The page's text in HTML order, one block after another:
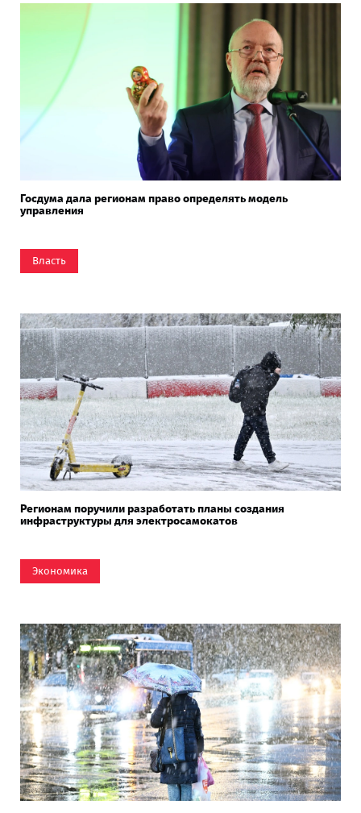
Госдума дала регионам право определять модель
управления
Власть
Регионам поручили разработать планы создания
инфраструктуры для электросамокатов
Экономика